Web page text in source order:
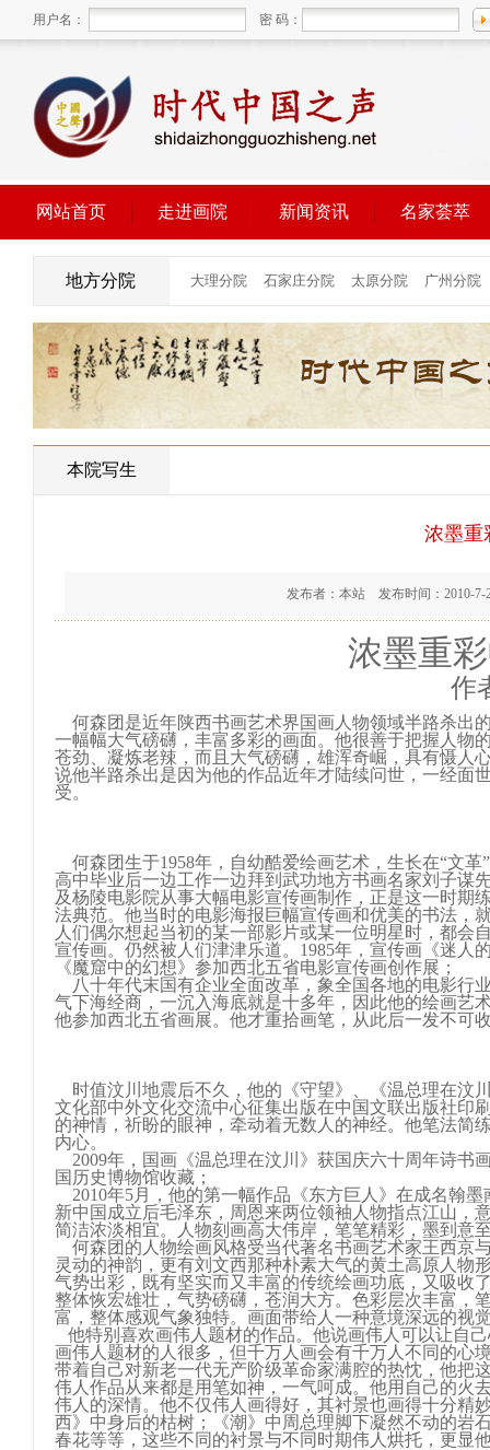
用户名： 密 码：
网站首页 走进画院 新闻资讯 名家荟萃
地方分院
本院写生
浓墨重
发布者：本站 发布时间：2010-
浓墨重
作
何森团是近年陕西书画艺术界国画人物领域半路杀出
一幅幅大气磅礴，丰富多彩的画面。他很善于把握人物
苍劲、凝炼老辣，而且大气磅礴，雄浑奇崛，具有慑人
说他半路杀出是因为他的作品近年才陆续问世，一经面
受。
何森团生于1958年，自幼酷爱绘画艺术，生长在“文
高中毕业后一边工作一边拜到武功地方书画名家刘子谋
及杨陵电影院从事大幅电影宣传画制作，正是这一时期
法典范。他当时的电影海报巨幅宣传画和优美的书法，
人们偶尔想起当初的某一部影片或某一位明星时，都
宣传画。仍然被人们津津乐道。1985年，宣传画《迷人
《魔窟中的幻想》参加西北五省电影宣传画创作展；
八十年代末国有企业全面改革，象全国各地的电影行
气下海经商，一沉入海底就是十多年，因此他的绘画艺
他参加西北五省画展。他才重拾画笔，从此后一发不可
时值汶川地震后不久，他的《守望》、《温总理在汶
文化部中外文化交流中心征集出版在中国文联出版社印
的神情，祈盼的眼神，牵动着无数人的神经。他笔法简
内心。
2009年，国画《温总理在汶川》获国庆六十周年诗书
国历史博物馆收藏；
2010年5月，他的第一幅作品《东方巨人》在成名翰
新中国成立后毛泽东，周恩来两位领袖人物指点江山，
简洁浓淡相宜。人物刻画高大伟岸，笔笔精彩，墨到意
何森团的人物绘画风格受当代著名书画艺术家王西京
灵动的神韵，更有刘文西那种朴素大气的黄土高原人物
气势出彩，既有坚实而又丰富的传统绘画功底，又吸收
整体恢宏雄壮，气势磅礴，苍润大方。色彩层次丰富，
富，整体感观气象独特。画面带给人一种意境深远的视
他特别喜欢画伟人题材的作品。他说画伟人可以让自
画伟人题材的人很多，但千万人画会有千万人不同的心
带着自己对新老一代无产阶级革命家满腔的热忱，他把
伟人作品从来都是用笔如神，一气呵成。他用自己的火
伟人的深情。他不仅伟人画得好，其衬景也画得十分精
西》中身后的枯树；《潮》中周总理脚下凝然不动的岩
春花等等，这些不同的衬景与不同时期伟人烘托，更显